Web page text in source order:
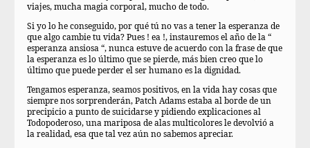
viajes, mucha magia corporal, mucho de todo.
Si yo lo he conseguido, por qué tú no vas a tener la esperanza de
que algo cambie tu vida? Pues ! ea !, instauremos el año de la “
esperanza ansiosa “, nunca estuve de acuerdo con la frase de que
la esperanza es lo último que se pierde, más bien creo que lo
último que puede perder el ser humano es la dignidad.
Tengamos esperanza, seamos positivos, en la vida hay cosas que
siempre nos sorprenderán, Patch Adams estaba al borde de un
precipicio a punto de suicidarse y pidiendo explicaciones al
Todopoderoso, una mariposa de alas multicolores le devolvió a
la realidad, esa que tal vez aún no sabemos apreciar.